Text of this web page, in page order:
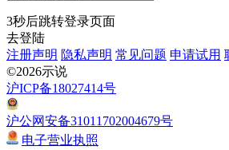
3秒后跳转登录页面
去登陆
注册声明 隐私声明 常见问题 申请试用
©2026示说
沪ICP备18027414号
沪公网安备31011702004679号
电子营业执照